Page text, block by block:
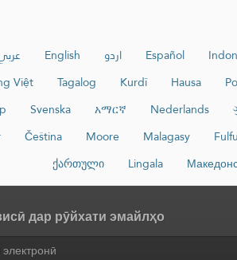
English اردو Español
Việt
Tagalog Kurdî Hausa
Svenska አማርኛ Nederlands
Čeština Moore Malagasy
ქართული
Lingala
дар рӯйхати эмайлҳо